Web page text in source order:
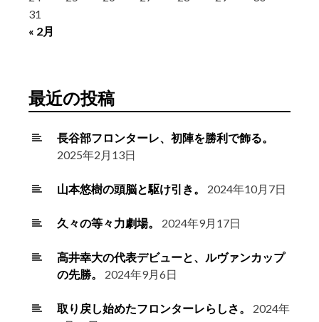
« 2月
31
最近の投稿
長谷部フロンターレ、初陣を勝利で飾る。
2025年2月13日
山本悠樹の頭脳と駆け引き。 2024年10月7日
久々の等々力劇場。 2024年9月17日
高井幸大の代表デビューと、ルヴァンカップ
の先勝。
2024年9月6日
取り戻し始めたフロンターレらしさ。
2024年